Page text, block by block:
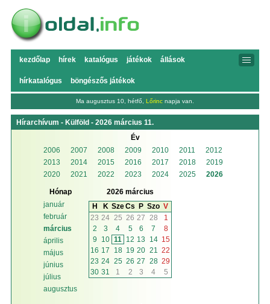
kezdőlap hírek katalógus játékok állások
hírkatalógus böngészős játékok
Ma augusztus 10, hétfő, Lőrinc napja van.
Hírarchívum - Külföld - 2026 március 11.
Év
2006
2007 2008 2009 2010 2011
2012
2013
2014 2015 2016 2017 2018
2019
2020
2021 2022 2023 2024 2025 2026
Hónap
január
február
március
április
május
június
július
augusztus
2026 március
H
K SzeCs P Szo V
23 24 25 26 27 28
1
2
3 4 5 6 7
8
9
10 11 12 13 14 15
16 17 18 19 20 21
22
23 24 25 26 27 28 29
30 31 1 2 3 4 5